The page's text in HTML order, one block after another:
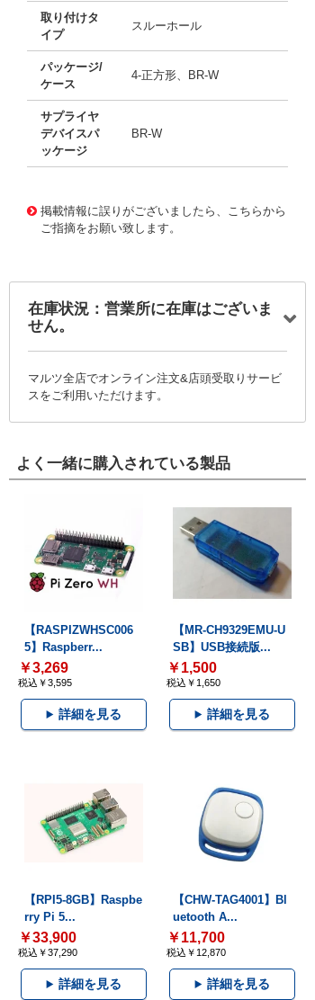
取り付けタ
イプ
スルーホール
パッケージ/
ケース
4-正方形、BR-W
サプライヤ
デバイスパ
ッケージ
BR-W
掲載情報に誤りがございましたら、こちらから
ご指摘をお願い致します。
在庫状況：営業所に在庫はございま
せん。
マルツ全店でオンライン注文&店頭受取りサービ
スをご利用いただけます。
よく一緒に購入されている製品
【RASPIZWHSC006
5】Raspberr...
￥3,269
税込￥3,595
詳細を見る
【MR-CH9329EMU-U
SB】USB接続版...
￥1,500
税込￥1,650
詳細を見る
【RPI5-8GB】Raspbe
rry Pi 5...
￥33,900
税込￥37,290
詳細を見る
【CHW-TAG4001】Bl
uetooth A...
￥11,700
税込￥12,870
詳細を見る